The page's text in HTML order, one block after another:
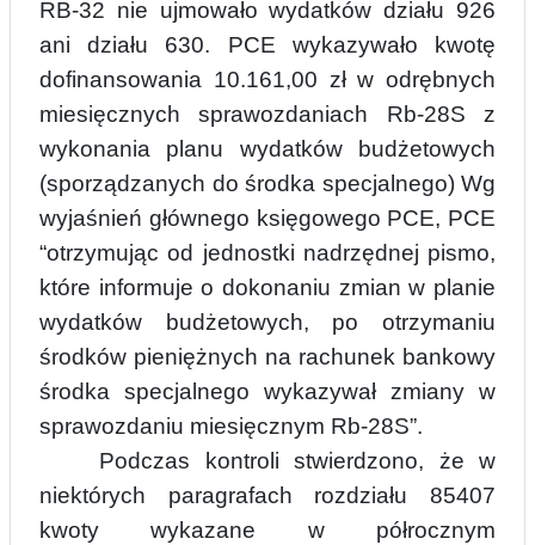
RB-32 nie ujmowało wydatków działu 926
ani działu 630. PCE wykazywało kwotę
dofinansowania 10.161,00 zł w odrębnych
miesięcznych sprawozdaniach Rb-28S z
wykonania planu wydatków budżetowych
(sporządzanych do środka specjalnego) Wg
wyjaśnień głównego księgowego PCE, PCE
“otrzymując od jednostki nadrzędnej pismo,
które informuje o dokonaniu zmian w planie
wydatków budżetowych, po otrzymaniu
środków pieniężnych na rachunek bankowy
środka specjalnego wykazywał zmiany w
sprawozdaniu miesięcznym Rb-28S”.
Podczas kontroli stwierdzono, że w
niektórych paragrafach rozdziału 85407
kwoty wykazane w półrocznym